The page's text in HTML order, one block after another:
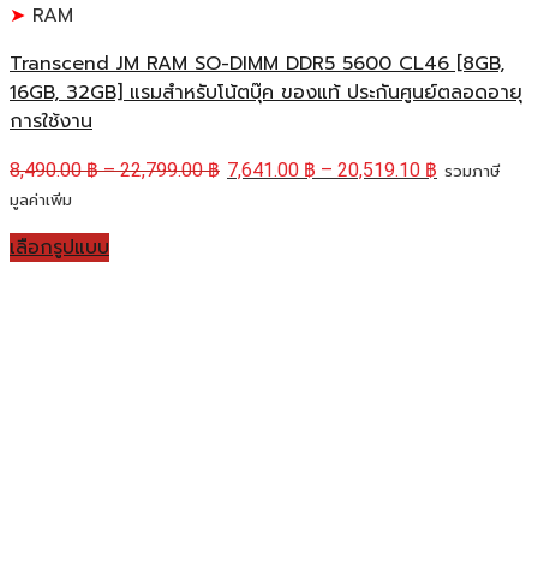
RAM
Transcend JM RAM SO-DIMM DDR5 5600 CL46 [8GB,
16GB, 32GB] แรมสำหรับโน้ตบุ๊ค ของแท้ ประกันศูนย์ตลอดอายุ
การใช้งาน
8,490.00฿–22,799.00฿ 7,641.00 ฿ – 20,519.10 ฿ รวมภาษี
มูลค่าเพิ่ม
เลือกรูปแบบ